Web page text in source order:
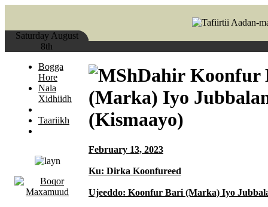
Saturday August
8th
Bogga
Hore
Nala
Xidhiidh
Taariikh
Koonfur
(Marka) Iyo
(Kismaayo)
February 13, 2023
Ku: Dirka Koonfureed
Ujeeddo: Koonfur Bari (Marka) Iyo